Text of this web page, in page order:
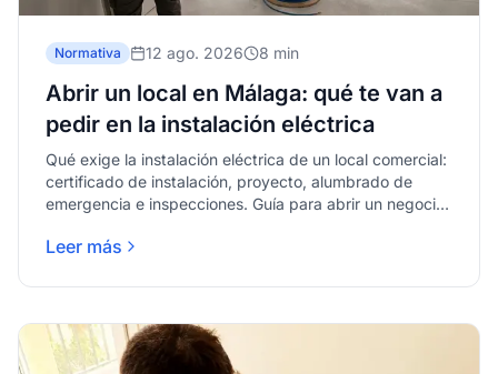
Normativa 12 ago. 2026 8 min
Abrir un local en Málaga: qué te van a
pedir en la instalación eléctrica
Qué exige la instalación eléctrica de un local comercial:
certificado de instalación, proyecto, alumbrado de
emergencia e inspecciones. Guía para abrir un negocio
Leer más